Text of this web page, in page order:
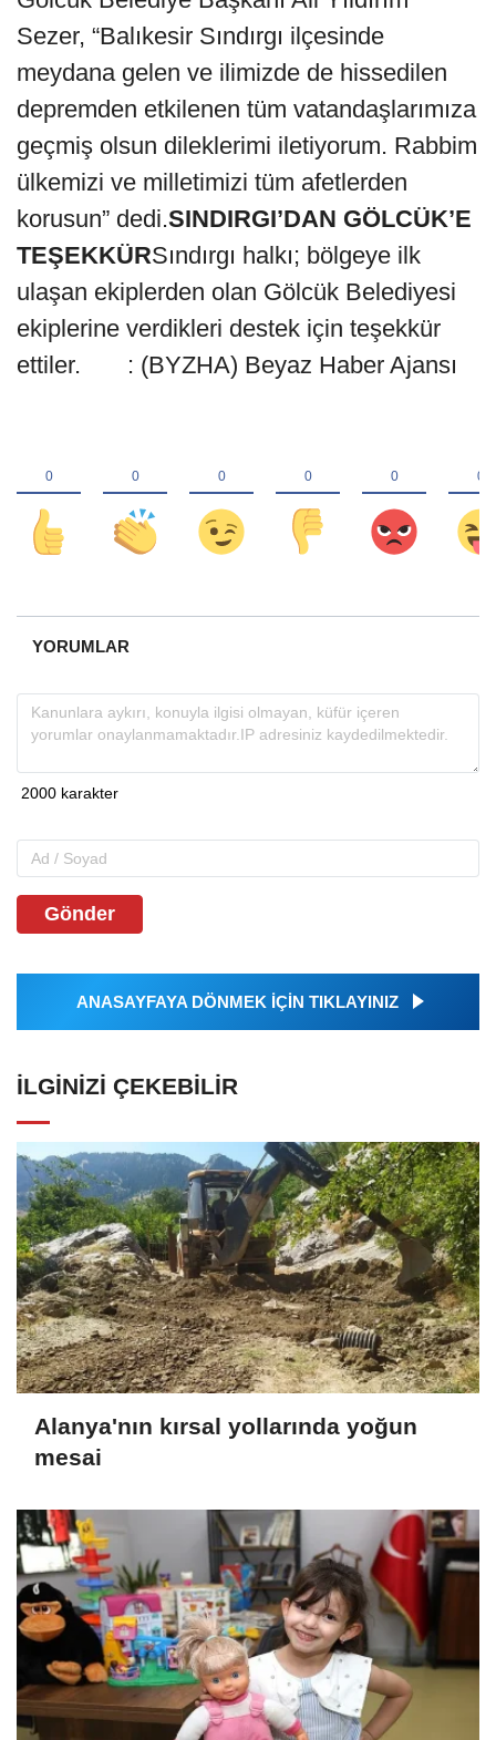
Sezer, “Balıkesir Sındırgı ilçesinde
meydana gelen ve ilimizde de hissedilen
depremden etkilenen tüm vatandaşlarımıza
geçmiş olsun dileklerimi iletiyorum. Rabbim
ülkemizi ve milletimizi tüm afetlerden
korusun” dedi.SINDIRGI’DAN GÖLCÜK’E
TEŞEKKÜRSındırgı halkı; bölgeye ilk
ulaşan ekiplerden olan Gölcük Belediyesi
ekiplerine verdikleri destek için teşekkür
ettiler. : (BYZHA) Beyaz Haber Ajansı
YORUMLAR
Gönder
ANASAYFAYA DÖNMEK İÇİN TIKLAYINIZ
İLGINIZI ÇEKEBILIR
Alanya'nın kırsal yollarında yoğun
mesai